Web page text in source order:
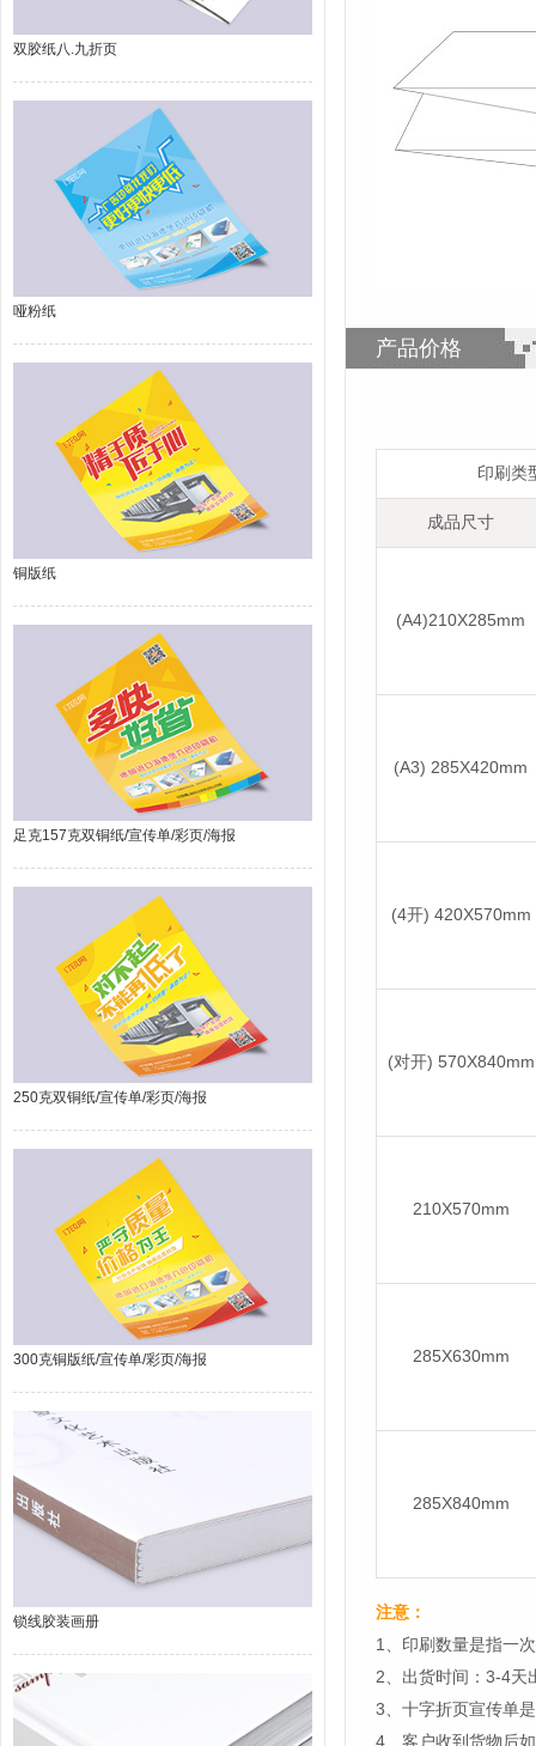
双胶纸八.九折页
哑粉纸
铜版纸
足克157克双铜纸/宣传单/彩页/海报
250克双铜纸/宣传单/彩页/海报
300克铜版纸/宣传单/彩页/海报
锁线胶装画册
产品价格
印刷类
成品尺寸
(A4)210X285mm
(A3) 285X420mm
(4开) 420X570mm
(对开) 570X840mm
210X570mm
285X630mm
285X840mm
注意：
1、印刷数量是指一
2、出货时间：3-4天
3、十字折页宣传单
4、客户收到货物后